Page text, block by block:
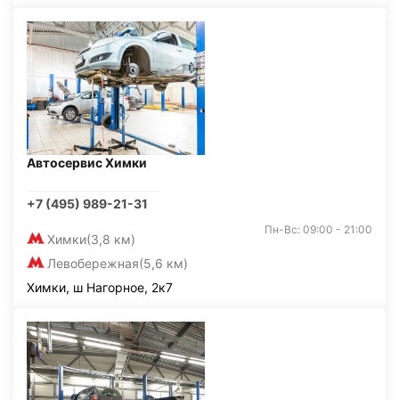
Автосервис Химки
+7 (495) 989-21-31
Химки(3,8 км)
Левобережная(5,6 км)
Пн-Вс: 09:00 - 21:00
Химки, ш Нагорное, 2к7